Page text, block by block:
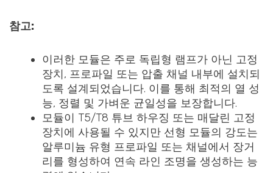
참고:
이러한 모듈은 주로 독립형 램프가 아닌 고정
장치, 프로파일 또는 압출 채널 내부에 설치되
도록 설계되었습니다. 이를 통해 최적의 열 성
능, 정렬 및 가벼운 균일성을 보장합니다.
모듈이 T5/T8 튜브 하우징 또는 매달린 고정
장치에 사용될 수 있지만 선형 모듈의 강도는
알루미늄 유형 프로파일 또는 채널에서 장거
리를 형성하여 연속 라인 조명을 생성하는 능